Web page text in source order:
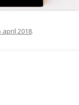
april 2018.